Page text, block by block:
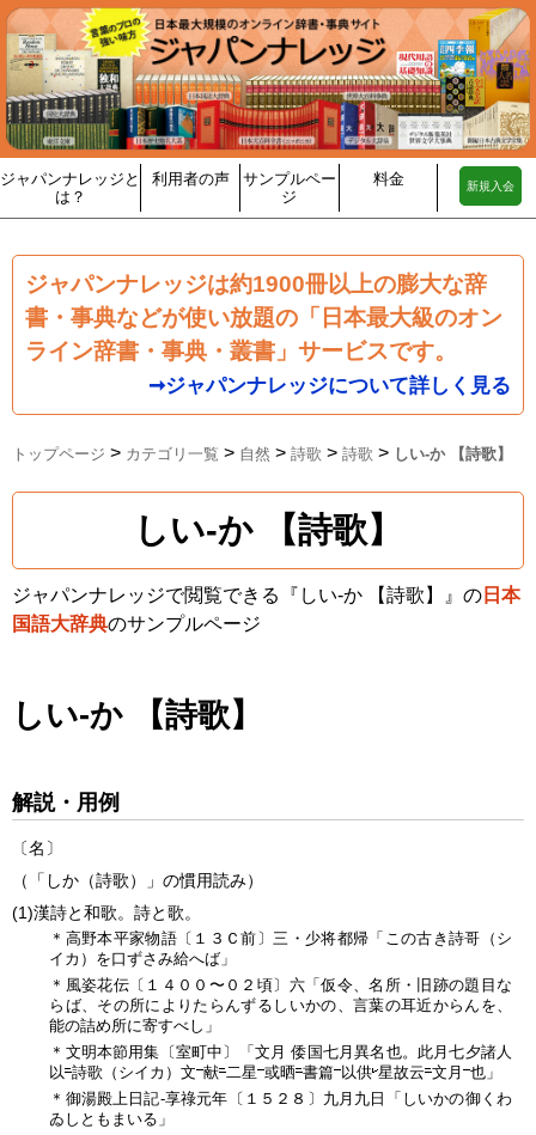
ジャパンナレッジと
は？
利用者の声
サンプルペー
ジ
料金 新規入会
ジャパンナレッジは約1900冊以上の膨大な辞
書・事典などが使い放題の「日本最大級のオン
ライン辞書・事典・叢書」サービスです。
➞ジャパンナレッジについて詳しく見る
トップページ > カテゴリ一覧 > 自然 > 詩歌 > 詩歌 > しい‐か 【詩歌】
しい‐か 【詩歌】
ジャパンナレッジで閲覧できる『しい‐か 【詩歌】』の 日本
国語大辞典のサンプルページ
しい‐か 【詩歌】
解説・用例
〔名〕
（「しか（詩歌）」の慣用読み）
(1)漢詩と和歌。詩と歌。
＊高野本平家物語〔１３Ｃ前〕三・少将都帰「この古き詩哥（シ
イカ）を口ずさみ給へば」
＊風姿花伝〔１４００〜０２頃〕六「仮令、名所・旧跡の題目な
らば、その所によりたらんずるしいかの、言葉の耳近からんを、
能の詰め所に寄すべし」
＊文明本節用集〔室町中〕「文月 倭国七月異名也。此月七夕諸人
以 詩歌（シイカ）文 献 二星 或晒 書篇 以供 星故云 文月 也」
＊御湯殿上日記‐享祿元年〔１５２８〕九月九日「しいかの御くわ
ゐしともまいる」